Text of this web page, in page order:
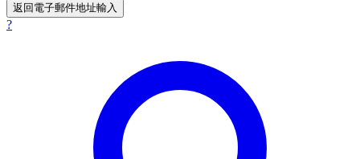
返回電子郵件地址輸入
?